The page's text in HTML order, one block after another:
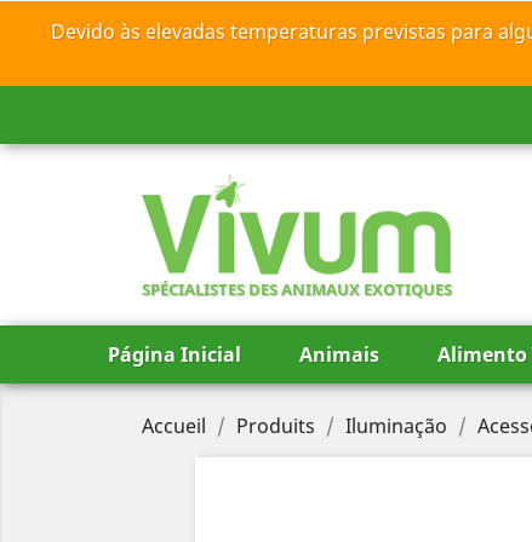
Devido às elevadas temperaturas previstas para
SPÉCIALISTES DES ANIMAUX EXOTIQUES
Página Inicial Animais Alimento
Accueil Produits Iluminação